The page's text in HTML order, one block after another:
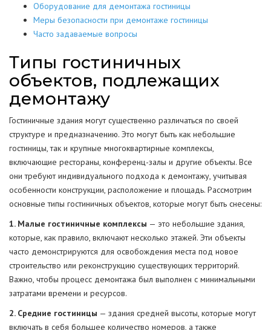
Оборудование для демонтажа гостиницы
Меры безопасности при демонтаже гостиницы
Часто задаваемые вопросы
Типы гостиничных
объектов, подлежащих
демонтажу
Гостиничные здания могут существенно различаться по своей
структуре и предназначению. Это могут быть как небольшие
гостиницы, так и крупные многоквартирные комплексы,
включающие рестораны, конференц-залы и другие объекты. Все
они требуют индивидуального подхода к демонтажу, учитывая
особенности конструкции, расположение и площадь. Рассмотрим
основные типы гостиничных объектов, которые могут быть снесены:
1. Малые гостиничные комплексы — это небольшие здания,
которые, как правило, включают несколько этажей. Эти объекты
часто демонстрируются для освобождения места под новое
строительство или реконструкцию существующих территорий.
Важно, чтобы процесс демонтажа был выполнен с минимальными
затратами времени и ресурсов.
2. Средние гостиницы — здания средней высоты, которые могут
включать в себя большее количество номеров, а также